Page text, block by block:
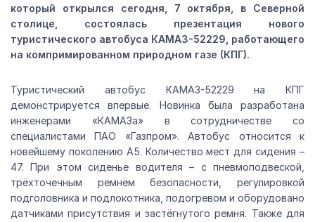
который открылся сегодня, 7 октября, в Северной
столице, состоялась презентация нового
туристического автобуса КАМАЗ-52229, работающего
на компримированном природном газе (КПГ).
Туристический автобус КАМАЗ-52229 на КПГ
демонстрируется впервые. Новинка была разработана
инженерами «КАМАЗа» в сотрудничестве со
специалистами ПАО «Газпром». Автобус относится к
новейшему поколению А5. Количество мест для сидения –
47. При этом сиденье водителя – с пневмоподвеской,
трёхточечным ремнём безопасности, регулировкой
подголовника и подлокотника, подогревом и оборудовано
датчиками присутствия и застёгнутого ремня. Также для